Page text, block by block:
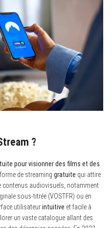
?
pour visionner des films et des
de streaming gratuite qui attire
contenus audiovisuels, notamment
sous-titrée (VOSTFR) ou en
utilisateurintuitive et facile à
un vaste catalogue allant des